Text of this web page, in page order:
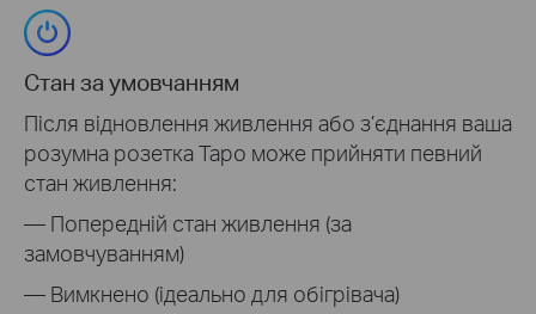
Стан за умовчанням
Після відновлення живлення або з’єднання ваша
розумна розетка Tapo може прийняти певний
стан живлення:
— Попередній стан живлення (за
замовчуванням)
— Вимкнено (ідеально для обігрівача)